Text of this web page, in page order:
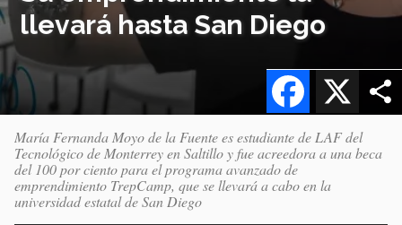
llevará hasta San Diego
X
Facebook
María Fernanda Moyo de la Fuente es estudiante de LAF del
Tecnológico de Monterrey en Saltillo y fue acreedora a una beca
del 100 por ciento para el programa avanzado de
emprendimiento TrepCamp, que se llevará a cabo en la
universidad estatal de San Diego